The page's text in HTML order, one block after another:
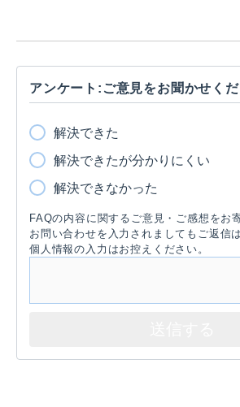
アンケート:ご意見をお聞かせく
解決できた
解決できたが分かりにくい
解決できなかった
FAQの内容に関するご意見・ご感想をお
お問い合わせを入力されましてもご返信
個人情報の入力はお控えください。